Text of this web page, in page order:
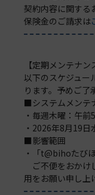
契約内容に関する
保険金のご請求は
【定期メンテナン
以下のスケジュー
ります。予めご了
■システムメンテ
・毎週木曜：午
・2026年8月19
■影響範囲
・「t@bihoたび
ご不便をおかけ
用をお願い申し上